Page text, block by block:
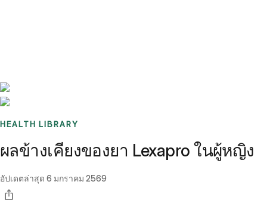
HEALTH LIBRARY
ผลข้างเคียงของยา Lexapro ในผู้หญิง
อัปเดตล่าสุด 6 มกราคม 2569